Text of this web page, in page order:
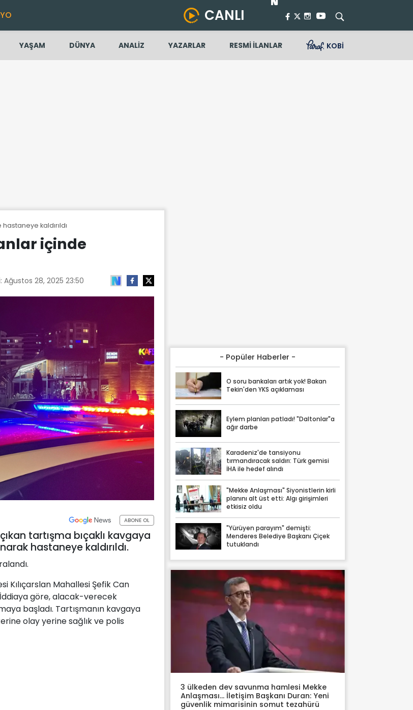
CANLI
YAŞAM DÜNYA ANALİZ YAZARLAR RESMİ İLANLAR KOBİ
kaldırıldı
içinde
Ağustos 28, 2025 23:50
ABONE OL
tartışma bıçaklı kavgaya
hastaneye kaldırıldı.
Kılıçarslan Mahallesi Şefik Can
göre, alacak-verecek
başladı. Tartışmanın kavgaya
olay yerine sağlık ve polis
- Popüler Haberler -
O soru bankaları artık yok! Bakan
Tekin'den YKS açıklaması
Eylem planları patladı! "Daltonlar"a
ağır darbe
Karadeniz'de tansiyonu
tırmandıracak saldırı: Türk gemisi
İHA ile hedef alındı
"Mekke Anlaşması" Siyonistlerin kirli
planını alt üst etti: Algı girişimleri
etkisiz oldu
"Yürüyen parayım" demişti:
Menderes Belediye Başkanı Çiçek
tutuklandı
3 ülkeden dev savunma hamlesi Mekke
Anlaşması… İletişim Başkanı Duran: Yeni
güvenlik mimarisinin somut tezahürü